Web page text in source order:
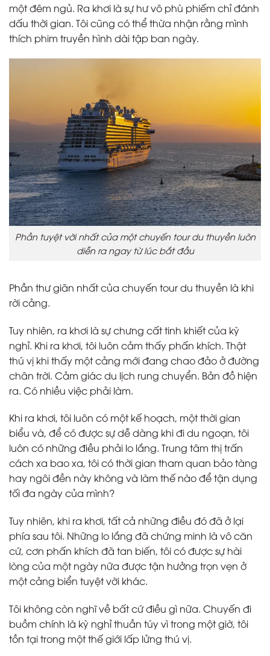
một đêm ngủ. Ra khơi là sự hư vô phù phiếm chỉ đánh
dấu thời gian. Tôi cũng có thể thừa nhận rằng mình
thích phim truyền hình dài tập ban ngày.
Phần tuyệt vời nhất của một chuyến tour du thuyền luôn
diễn ra ngay từ lúc bắt đầu
Phần thư giãn nhất của chuyến tour du thuyền là khi
rời cảng.
Tuy nhiên, ra khơi là sự chưng cất tinh khiết của kỳ
nghỉ. Khi ra khơi, tôi luôn cảm thấy phấn khích. Thật
thú vị khi thấy một cảng mới đang chao đảo ở đường
chân trời. Cảm giác du lịch rung chuyển. Bản đồ hiện
ra. Có nhiều việc phải làm.
Khi ra khơi, tôi luôn có một kế hoạch, một thời gian
biểu và, để có được sự dễ dàng khi đi du ngoạn, tôi
luôn có những điều phải lo lắng. Trung tâm thị trấn
cách xa bao xa, tôi có thời gian tham quan bảo tàng
hay ngôi đền này không và làm thế nào để tận dụng
tối đa ngày của mình?
Tuy nhiên, khi ra khơi, tất cả những điều đó đã ở lại
phía sau tôi. Những lo lắng đã chứng minh là vô căn
cứ, cơn phấn khích đã tan biến, tôi có được sự hài
lòng của một ngày nữa được tận hưởng trọn vẹn ở
một cảng biển tuyệt vời khác.
Tôi không còn nghĩ về bất cứ điều gì nữa. Chuyến đi
buồm chính là kỳ nghỉ thuần túy vì trong một giờ, tôi
tồn tại trong một thế giới lấp lửng thú vị.